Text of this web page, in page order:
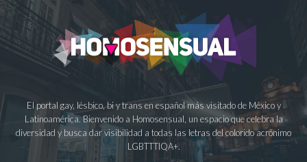
El portal gay, lésbico, bi y trans en español más visitado de México y
Latinoamérica. Bienvenido a Homosensual, un espacio que celebra la
diversidad y busca dar visibilidad a todas las letras del colorido acrónimo
LGBTTTIQA+.